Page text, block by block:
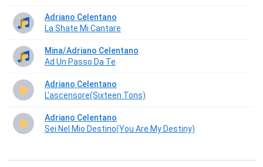
Adriano Celentano
La Shate Mi Cantare
Mina/Adriano Celentano
Ad Un Passo Da Te
Adriano Celentano
L'ascensore(Sixteen Tons)
Adriano Celentano
Sei Nel Mio Destino(You Are My Destiny)